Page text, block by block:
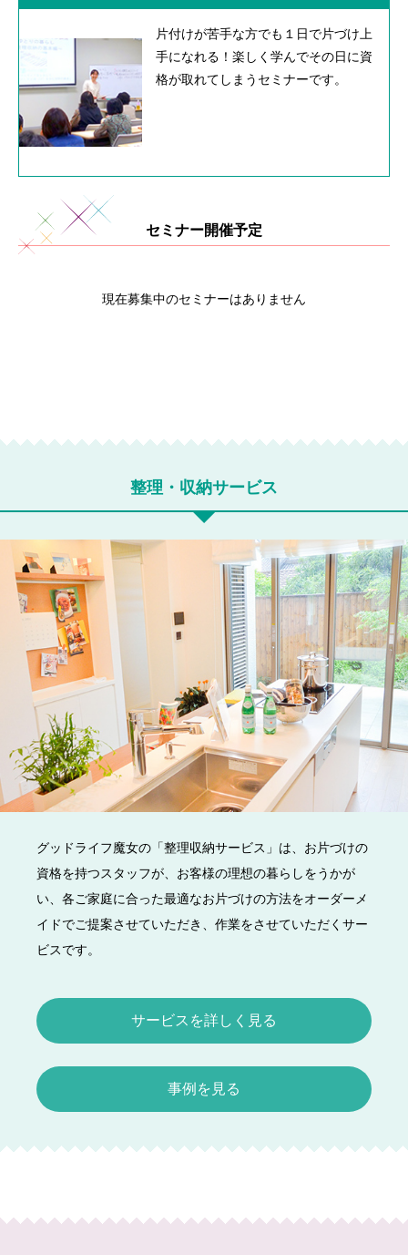
片付けが苦手な方でも１日で片づけ上
手になれる！楽しく学んでその日に資
格が取れてしまうセミナーです。
セミナー開催予定
現在募集中のセミナーはありません
整理・収納サービス
グッドライフ魔女の「整理収納サービス」は、お片づけの
資格を持つスタッフが、お客様の理想の暮らしをうかが
い、各ご家庭に合った最適なお片づけの方法をオーダーメ
イドでご提案させていただき、作業をさせていただくサー
ビスです。
サービスを詳しく見る
事例を見る